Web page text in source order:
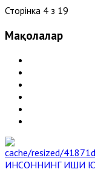
Сторінка 4 з 19
Мақолалар
ИНСОННИНГ ИШИ